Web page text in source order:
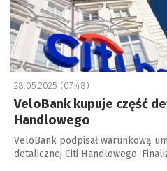
28.05.2025 (07:48)
VeloBank kupuje część
Handlowego
VeloBank podpisał warunkową
detalicznej Citi Handlowego.